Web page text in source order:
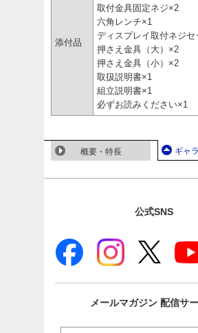
添付品
取付金具固定ネジ×2
六角レンチ×1
ディスプレイ取付ネジセ
押さえ金具（大）×2
押さえ金具（小）×2
取扱説明書×1
組立説明書×1
必ずお読みください×1
概要・特長 ギャ
公式SNS
メールマガジン 配信サ